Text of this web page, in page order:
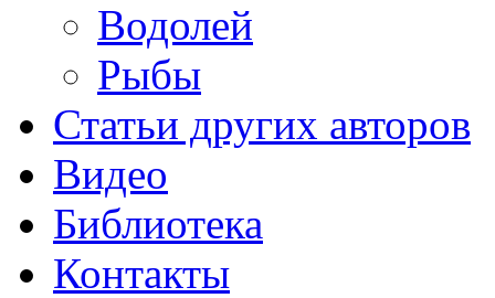
Водолей
Рыбы
Статьи других авторов
Видео
Библиотека
Контакты